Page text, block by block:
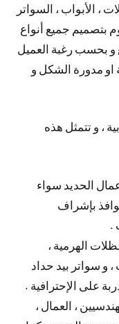
، الأبواب ، السواتر
بتصميم جميع أنواع
و بحسب رغبة العميل
او مدورة الشكل و
، و تتمثل هذه
الحديد سواء
بإشراف
.
الهرمية ،
و سواتر بيد حداد
على الإحترافية .
، العمال ،